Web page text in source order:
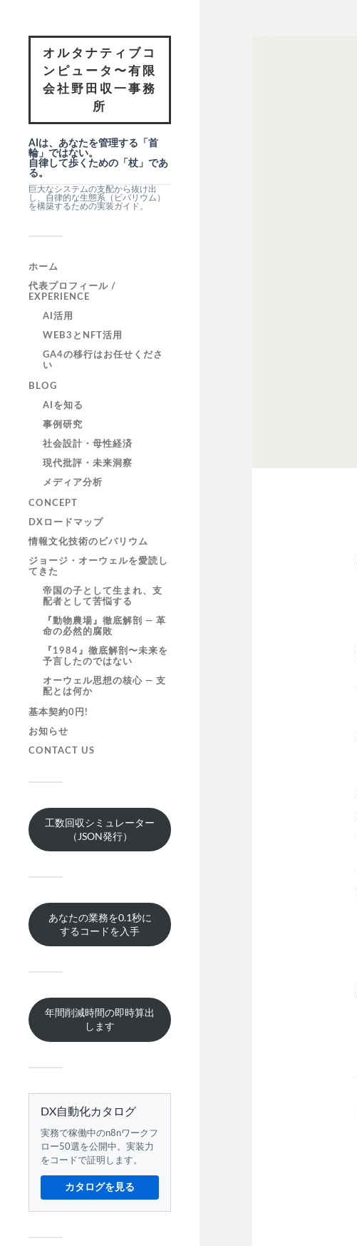
オルタナティブコ
ンピュータ〜有限
会社野田収一事務
所
AIは、あなたを管理する「首
輪」ではない。
自律して歩くための「杖」であ
る。
巨大なシステムの支配から抜け出
し、自律的な生態系（ビバリウム）
を構築するための実装ガイド。
ホーム
代表プロフィール /
EXPERIENCE
AI活用
WEB3とNFT活用
GA4の移行はお任せくださ
い
BLOG
AIを知る
事例研究
社会設計・母性経済
現代批評・未来洞察
メディア分析
CONCEPT
DXロードマップ
情報文化技術のビバリウム
ジョージ・オーウェルを愛読し
てきた
帝国の子として生まれ、支
配者として苦悩する
『動物農場』徹底解剖 ― 革
命の必然的腐敗
『1984』徹底解剖〜未来を
予言したのではない
オーウェル思想の核心 ― 支
配とは何か
基本契約0円!
お知らせ
CONTACT US
工数回収シミュレーター
（JSON発行）
あなたの業務を0.1秒に
するコードを入手
年間削減時間の即時算出
します
DX自動化カタログ
実務で稼働中のn8nワークフ
ロー50選を公開中。実装力
をコードで証明します。
カタログを見る